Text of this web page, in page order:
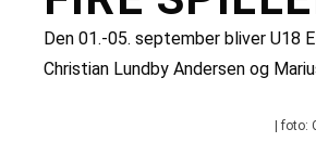
Den 01.-05. september bliver U18
Christian Lundby Andersen og
| foto: